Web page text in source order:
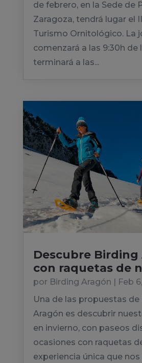
de febrero, en la Sede de
Zaragoza, tendrá lugar el
Turismo Ornitológico. La
comenzará a las 9:30h de
terminará a las...
Descubre Birding
con raquetas de
por Birding Aragón | Feb
Una de las propuestas de
Aragón es descubrir
en invierno, con paseos
ocasiones con raquetas
experiencia única que